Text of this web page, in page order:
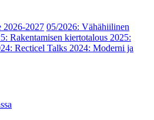
2026-2027 05/2026: Vähähiilinen
Rakentamisen kiertotalous 2025:
Recticel Talks 2024: Moderni ja